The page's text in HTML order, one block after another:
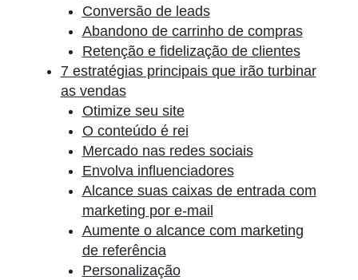
Conversão de leads
Abandono de carrinho de compras
Retenção e fidelização de clientes
7 estratégias principais que irão turbinar
as vendas
Otimize seu site
O conteúdo é rei
Mercado nas redes sociais
Envolva influenciadores
Alcance suas caixas de entrada com
marketing por e-mail
Aumente o alcance com marketing
de referência
Personalização